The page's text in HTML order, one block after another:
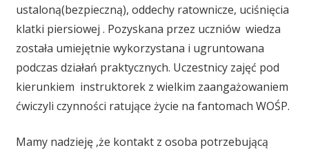
ustaloną(bezpieczną), oddechy ratownicze, uciśnięcia
klatki piersiowej . Pozyskana przez uczniów wiedza
została umiejętnie wykorzystana i ugruntowana
podczas działań praktycznych. Uczestnicy zajęć pod
kierunkiem instruktorek z wielkim zaangażowaniem
ćwiczyli czynności ratujące życie na fantomach WOŚP.
Mamy nadzieję ,że kontakt z osoba potrzebującą